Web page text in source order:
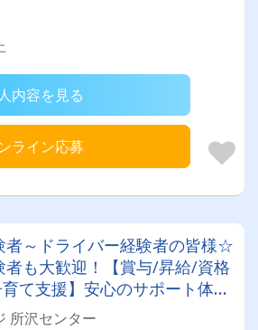
内容を見る
ライン応募
者～ドライバー経験者の皆様☆
者も大歓迎！【賞与/昇給/資格
て支援】安心のサポート体制
問題対策済み]
所沢センター